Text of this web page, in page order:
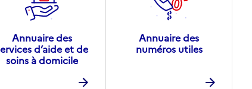
Annuaire des
d’aide et de
soins à domicile
Annuaire des
numéros utiles